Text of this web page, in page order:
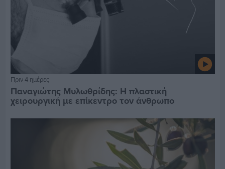
Πριν 4 ημέρες
Παναγιώτης Μυλωθρίδης: Η πλαστική
χειρουργική με επίκεντρο τον άνθρωπο